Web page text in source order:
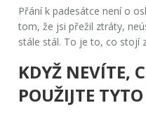
Přání k padesátce není o
tom, že jsi přežil ztráty,
stále stál. To je to, co stojí
KDYŽ NEVÍTE,
POUŽIJTE